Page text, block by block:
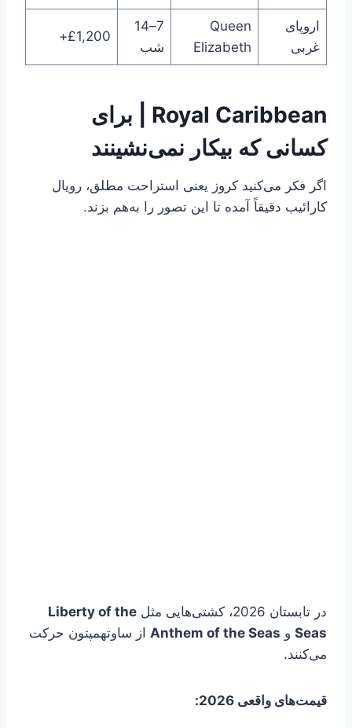
اروپای
غربی
Queen
Elizabeth
7–14
شب
£1,200+
Royal Caribbean | برای
کسانی که بیکار نمی‌نشینند
اگر فکر می‌کنید کروز یعنی استراحت مطلق، رویال
کارائیب دقیقاً آمده تا این تصور را به‌هم بزند.
در تابستان 2026، کشتی‌هایی مثل
Liberty of the
Seas و Anthem of the Seas از ساوتهمپتون حرکت
می‌کنند.
قیمت‌های واقعی 2026: